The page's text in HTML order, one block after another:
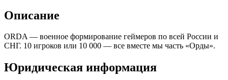
Описание
ORDA — военное формирование геймеров по всей России и
СНГ. 10 игроков или 10 000 — все вместе мы часть «Орды».
Юридическая информация